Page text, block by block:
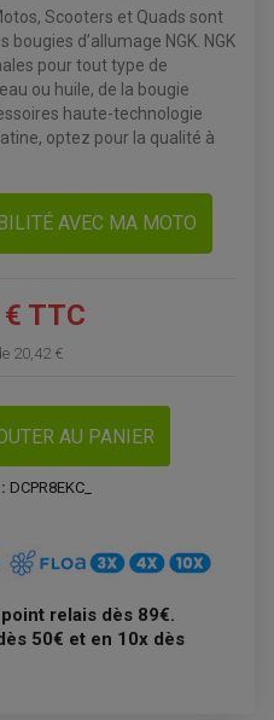
QUAD
GUIDON
SSV
Scooters et Quads sont
d’allumage NGK. NGK
pour tout type de
ou huile, de la bougie
haute-technologie
optez pour la qualité à
AVEC MA MOTO
TTC
20,42 €
AU PANIER
DCPR8EKC_
relais dès 89€.
50€ et en 10x dès